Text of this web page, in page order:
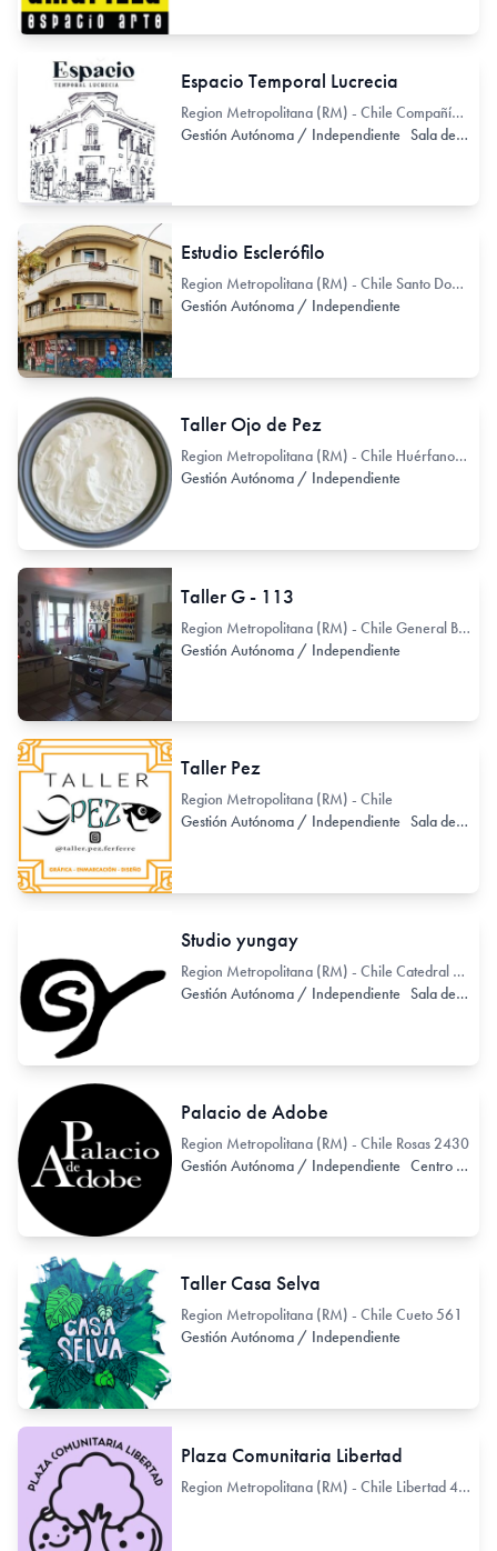
Espacio Temporal Lucrecia
Region Metropolitana (RM) - Chile Compañía de Jesús 2928
Gestión Autónoma / Independiente Sala de Exhibición
Estudio Esclerófilo
Region Metropolitana (RM) - Chile Santo Domingo 2582
Gestión Autónoma / Independiente
Taller Ojo de Pez
Region Metropolitana (RM) - Chile Huérfanos 2807
Gestión Autónoma / Independiente
Taller G - 113
Region Metropolitana (RM) - Chile General Bulnes 113
Gestión Autónoma / Independiente
Taller Pez
Region Metropolitana (RM) - Chile
Gestión Autónoma / Independiente Sala de Exhibición
Studio yungay
Region Metropolitana (RM) - Chile Catedral 2559
Gestión Autónoma / Independiente Sala de Exhibición
Palacio de Adobe
Region Metropolitana (RM) - Chile Rosas 2430
Gestión Autónoma / Independiente Centro Cultural
Taller Casa Selva
Region Metropolitana (RM) - Chile Cueto 561
Gestión Autónoma / Independiente
Plaza Comunitaria Libertad
Region Metropolitana (RM) - Chile Libertad 499